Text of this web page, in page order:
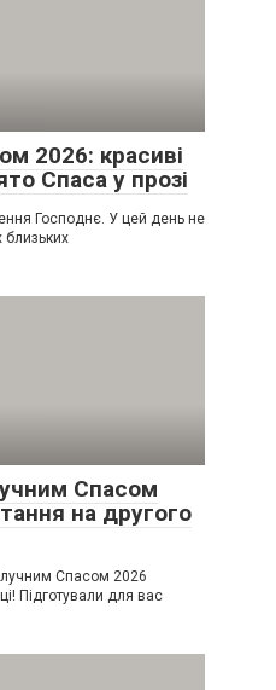
2026: красиві
Спаса у прозі
Господнє. У цей день не
близьких
Спасом
на другого
Спасом 2026
Підготували для вас